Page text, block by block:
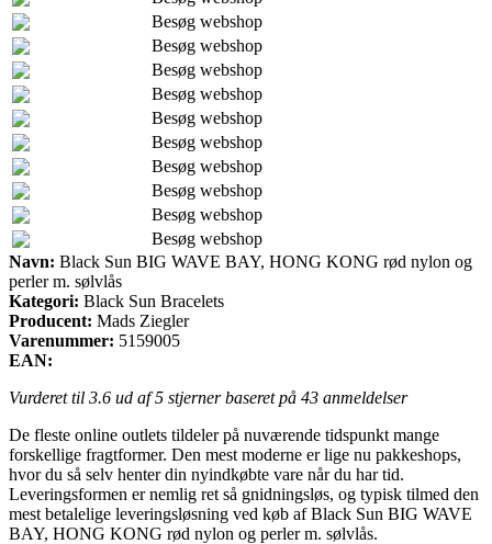
Besøg webshop
Besøg webshop
Besøg webshop
Besøg webshop
Besøg webshop
Besøg webshop
Besøg webshop
Besøg webshop
Besøg webshop
Besøg webshop
Navn: Black Sun BIG WAVE BAY, HONG KONG rød nylon og
perler m. sølvlås
Kategori: Black Sun Bracelets
Producent: Mads Ziegler
Varenummer: 5159005
EAN:
Vurderet til 3.6 ud af 5 stjerner baseret på 43 anmeldelser
De fleste online outlets tildeler på nuværende tidspunkt mange
forskellige fragtformer. Den mest moderne er lige nu pakkeshops,
hvor du så selv henter din nyindkøbte vare når du har tid.
Leveringsformen er nemlig ret så gnidningsløs, og typisk tilmed den
mest betalelige leveringsløsning ved køb af Black Sun BIG WAVE
BAY, HONG KONG rød nylon og perler m. sølvlås.